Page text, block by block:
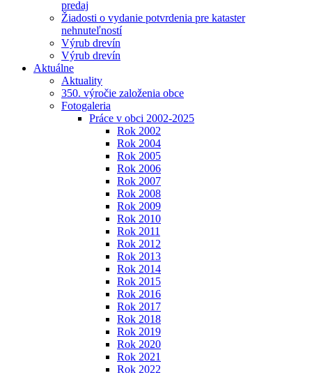
predaj
Žiadosti o vydanie potvrdenia pre kataster
nehnuteľností
Výrub drevín
Výrub drevín
Aktuálne
Aktuality
350. výročie založenia obce
Fotogaleria
Práce v obci 2002-2025
Rok 2002
Rok 2004
Rok 2005
Rok 2006
Rok 2007
Rok 2008
Rok 2009
Rok 2010
Rok 2011
Rok 2012
Rok 2013
Rok 2014
Rok 2015
Rok 2016
Rok 2017
Rok 2018
Rok 2019
Rok 2020
Rok 2021
Rok 2022